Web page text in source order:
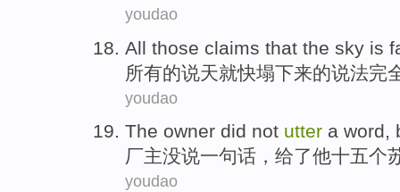
youdao
All those claims that the sky is
所有的说天就快塌下来的说法完
youdao
The owner did not utter a word,
厂主没说一句话 ， 给了他十五个
youdao